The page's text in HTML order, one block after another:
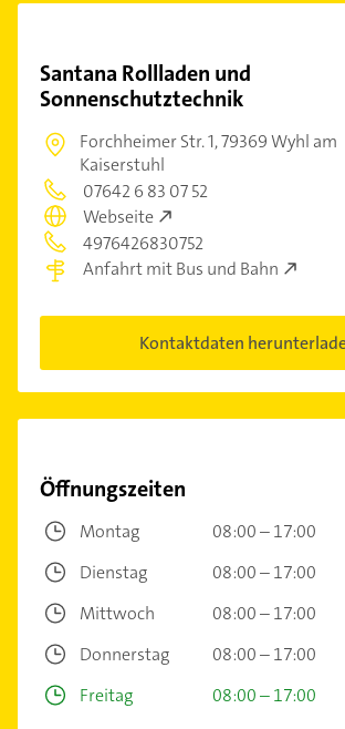
Santana Rollladen und
Sonnenschutztechnik
Forchheimer Str. 1,79369 Wyhl am
Kaiserstuhl
07642 6 83 07 52
Webseite
4976426830752
Anfahrt mit Bus und Bahn
Kontaktdaten
Öffnungszeiten
Montag
08:00 – 17:00
Dienstag
08:00 – 17:00
Mittwoch
08:00 – 17:00
Donnerstag
08:00 – 17:00
Freitag
08:00 – 17:00